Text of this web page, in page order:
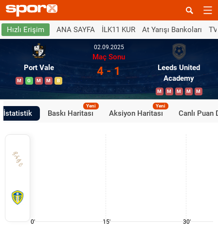
Hızlı Erişim ANA SAYFA İLK11 KUR At Yarışı Bankoları
Port Vale
M G M M B
02.09.2025
Maç Sonu
4 - 1
Leeds United
Academy
M M M M M
İstatistik Baskı Haritası
Yeni
Aksiyon Haritası
Yeni
Canlı Puan
0' 15' 30'